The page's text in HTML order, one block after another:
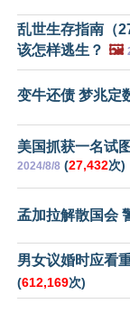
乱世生存指南（
该怎样逃生？ 🖼️
变牛还债 梦兆定
美国抓获一名试
2024/8/8 (27,432次)
孟加拉解散国会
男女议婚时应看
(612,169次)